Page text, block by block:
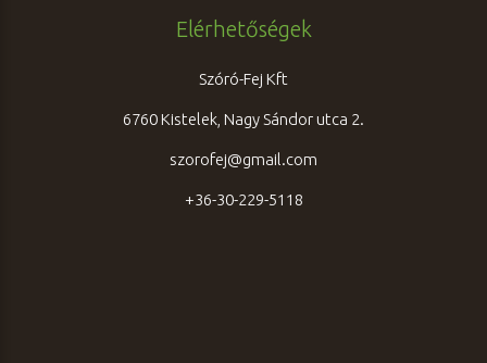
Elérhetőségek
Szóró-Fej Kft
6760 Kistelek, Nagy Sándor utca 2.
szorofej@gmail.com
+36-30-229-5118